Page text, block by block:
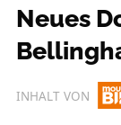
Neues
INHALT VON